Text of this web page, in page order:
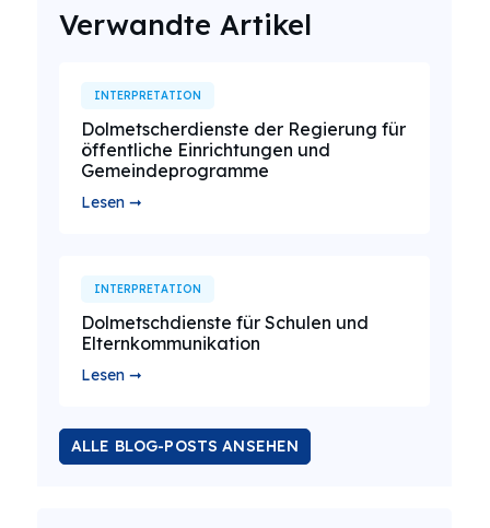
Verwandte Artikel
INTERPRETATION
Dolmetscherdienste der Regierung für
öffentliche Einrichtungen und
Gemeindeprogramme
Lesen ➞
INTERPRETATION
Dolmetschdienste für Schulen und
Elternkommunikation
Lesen ➞
ALLE BLOG-POSTS ANSEHEN